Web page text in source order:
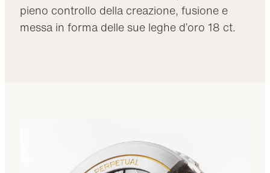
pieno controllo della creazione, fusione e
messa in forma delle sue leghe d’oro 18 ct.